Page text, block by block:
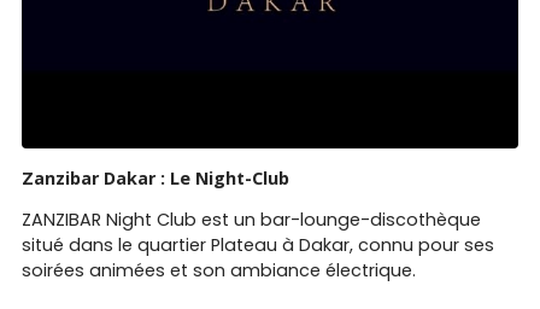
Zanzibar Dakar : Le Night-Club
ZANZIBAR Night Club est un bar-lounge-discothèque
situé dans le quartier Plateau à Dakar, connu pour ses
soirées animées et son ambiance électrique.